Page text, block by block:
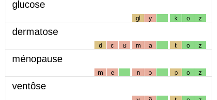
glucose
gl y k o z
dermatose
d ɛ ʁ m a t o z
ménopause
m e n ɔ p o z
ventôse